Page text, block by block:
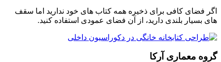
اگر فضای کافی برای ذخیره همه کتاب های خود ندارید اما سقف
های بسیار بلندی دارید، از آن فضای عمودی استفاده کنید.
گروه معماری آرکا